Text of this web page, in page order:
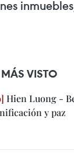
VISTO
Hien Luong -
y paz